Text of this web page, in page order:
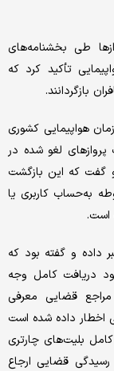
طی بخشنامه‌های
تأکید کرد که
بازگردانند.
هواپیمایی کشوری
مبالغ بلیت‌ پروازهای لغو شده در
گفت که این بازگشت
به‌حساب کاربری یا
است.
داده و گفته بود که
دریافت کامل وجه
مراجع قضایی معرفی
اخطار داده شده است
بلیت‌های چارتری
رسیدگی قضایی ارجاع